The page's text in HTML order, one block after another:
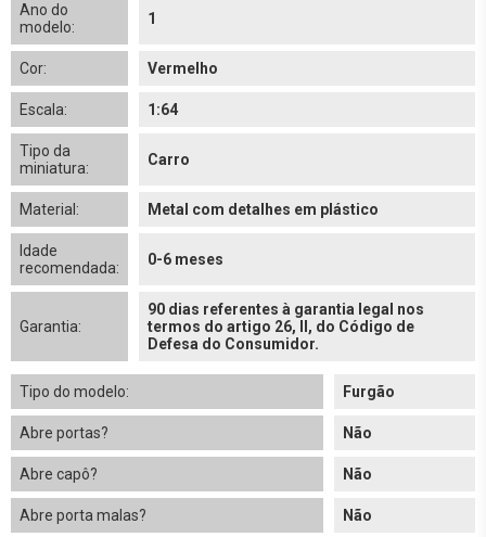
Ano do
modelo:
1
Cor: Vermelho
Escala: 1:64
Tipo da
miniatura:
Carro
Material: Metal com detalhes em plástico
Idade
recomendada:
0-6 meses
Garantia:
90 dias referentes à garantia legal nos
termos do artigo 26, II, do Código de
Defesa do Consumidor.
Tipo do modelo: Furgão
Abre portas? Não
Abre capô? Não
Abre porta malas? Não